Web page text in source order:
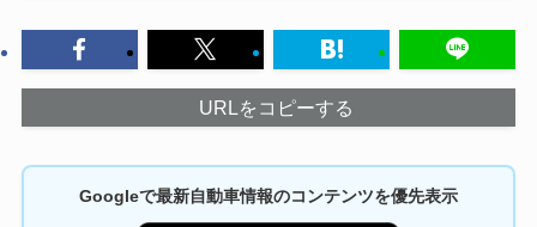
URLをコピーする
Googleで最新自動車情報のコンテンツを優先表示